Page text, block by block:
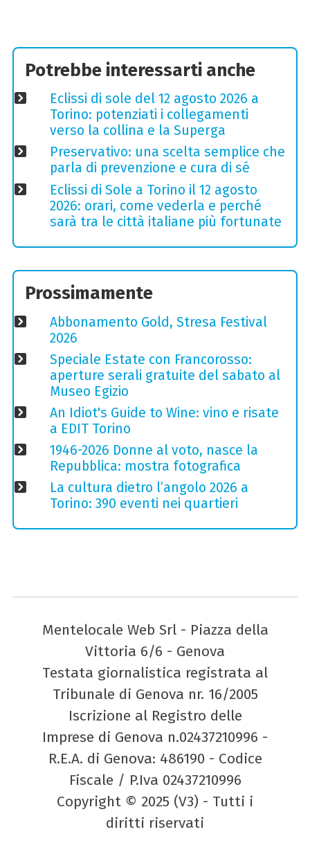
Potrebbe interessarti anche
Eclissi di sole del 12 agosto 2026 a
Torino: potenziati i collegamenti
verso la collina e la Superga
Preservativo: una scelta semplice che
parla di prevenzione e cura di sé
Eclissi di Sole a Torino il 12 agosto
2026: orari, come vederla e perché
sarà tra le città italiane più fortunate
Prossimamente
Abbonamento Gold, Stresa Festival
2026
Speciale Estate con Francorosso:
aperture serali gratuite del sabato al
Museo Egizio
An Idiot's Guide to Wine: vino e risate
a EDIT Torino
1946-2026 Donne al voto, nasce la
Repubblica: mostra fotografica
La cultura dietro l’angolo 2026 a
Torino: 390 eventi nei quartieri
Mentelocale Web Srl - Piazza della
Vittoria 6/6 - Genova
Testata giornalistica registrata al
Tribunale di Genova nr. 16/2005
Iscrizione al Registro delle
Imprese di Genova n.02437210996 -
R.E.A. di Genova: 486190 - Codice
Fiscale / P.Iva 02437210996
Copyright © 2025 (V3) - Tutti i
diritti riservati